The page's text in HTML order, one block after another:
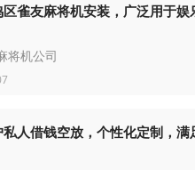
雀友麻将机安装，广泛用于娱
将机公司
人借钱空放，个性化定制，满